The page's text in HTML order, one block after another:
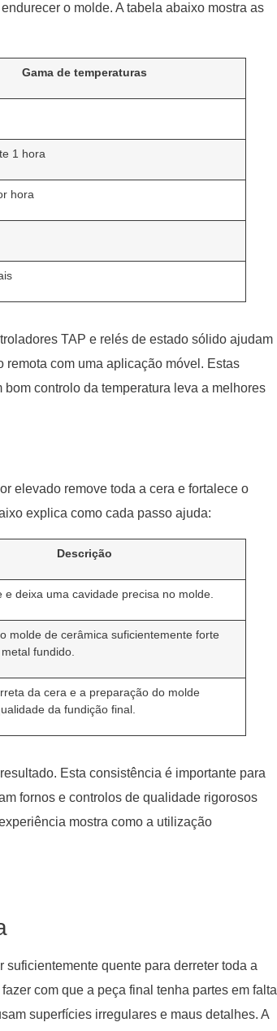
o molde. A tabela abaixo mostra as
Gama de temperaturas
1 hora
hora
TAP e relés de estado sólido ajudam
remota com uma aplicação móvel. Estas
controlo da temperatura leva a melhores
elevado remove toda a cera e fortalece o
explica como cada passo ajuda:
Descrição
e deixa uma cavidade precisa no molde.
molde de cerâmica suficientemente forte
fundido.
da cera e a preparação do molde
da fundição final.
Esta consistência é importante para
fornos e controlos de qualidade rigorosos
mostra como a utilização
quente para derreter toda a
com que a peça final tenha partes em falta
superfícies irregulares e maus detalhes. A